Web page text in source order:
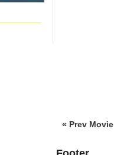
« Prev Movie